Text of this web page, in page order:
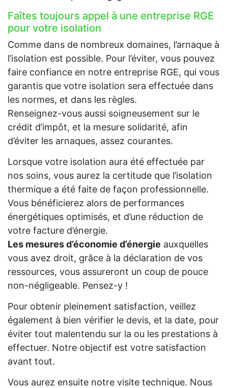
Faîtes toujours appel à une entreprise RGE
pour votre isolation
Comme dans de nombreux domaines, l’arnaque à
l’isolation est possible. Pour l’éviter, vous pouvez
faire confiance en notre entreprise RGE, qui vous
garantis que votre isolation sera effectuée dans
les normes, et dans les règles.
Renseignez-vous aussi soigneusement sur le
crédit d’impôt, et la mesure solidarité, afin
d’éviter les arnaques, assez courantes.
Lorsque votre isolation aura été effectuée par
nos soins, vous aurez la certitude que l’isolation
thermique a été faite de façon professionnelle.
Vous bénéficierez alors de performances
énergétiques optimisés, et d’une réduction de
votre facture d’énergie.
Les mesures d’économie d’énergie auxquelles
vous avez droit, grâce à la déclaration de vos
ressources, vous assureront un coup de pouce
non-négligeable. Pensez-y !
Pour obtenir pleinement satisfaction, veillez
également à bien vérifier le devis, et la date, pour
éviter tout malentendu sur la ou les prestations à
effectuer. Notre objectif est votre satisfaction
avant tout.
Vous aurez ensuite notre visite technique. Nous